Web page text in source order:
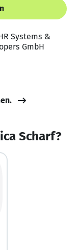
Systems &
GmbH
Scharf?